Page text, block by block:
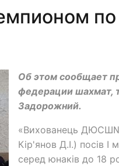
Об этом сообщает
федерации
Задорожний.
«Вихованець
Кір'янов Д.І.) посів I
серед юнаків до 18